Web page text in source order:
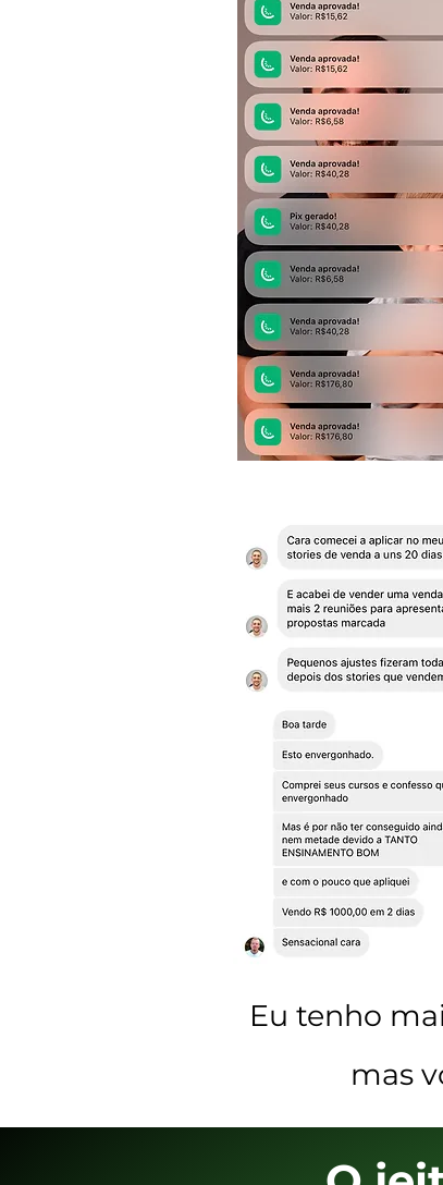
Eu tenho
mas